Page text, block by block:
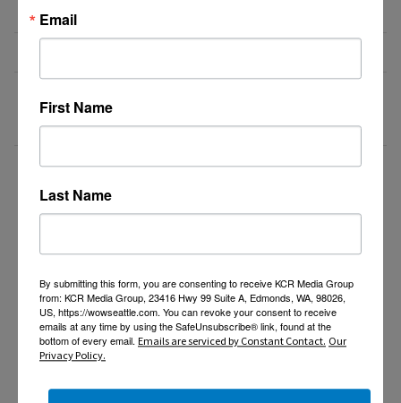
비즈니스 웹사이트 제작 프로모션 ($300부터~)
다시 서는 우리, 주인섭 목회상담사가 함께 기도하며
돕겠습니다.
더보기 >>
Email
First Name
Last Name
By submitting this form, you are consenting to receive KCR Media Group
from: KCR Media Group, 23416 Hwy 99 Suite A, Edmonds, WA, 98026,
US, https://wowseattle.com. You can revoke your consent to receive
emails at any time by using the SafeUnsubscribe® link, found at the
bottom of every email. Emails are serviced by Constant Contact. Our
Privacy Policy.